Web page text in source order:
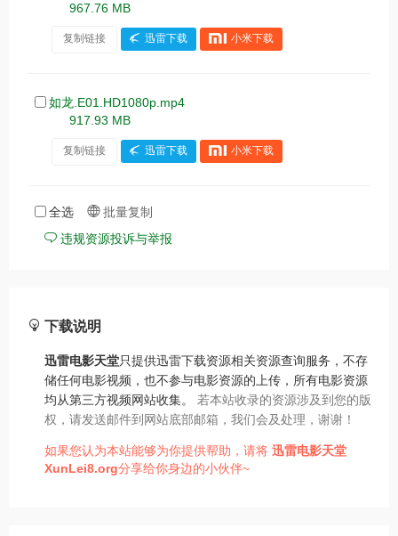
967.76 MB
复制链接 迅雷下载 小米下载
如龙.E01.HD1080p.mp4
917.93 MB
复制链接 迅雷下载 小米下载
全选
批量复制
违规资源投诉与举报
下载说明
迅雷电影天堂只提供迅雷下载资源相关资源查询服务，不存
储任何电影视频，也不参与电影资源的上传，所有电影资源
均从第三方视频网站收集。 若本站收录的资源涉及到您的版
权，请发送邮件到网站底部邮箱，我们会及处理，谢谢！
如果您认为本站能够为你提供帮助，请将 迅雷电影天堂
XunLei8.org分享给你身边的小伙伴~